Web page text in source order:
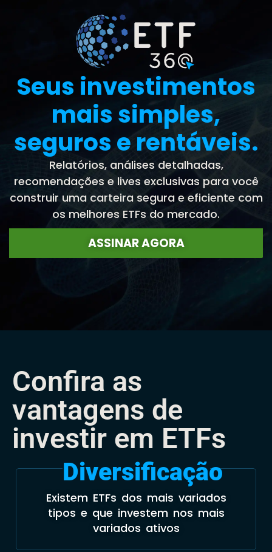
Seus investimentos
mais simples,
seguros e rentáveis.
Relatórios, análises detalhadas,
recomendações e lives exclusivas para você
construir uma carteira segura e eficiente com
os melhores ETFs do mercado.
ASSINAR AGORA
Confira as
vantagens de
investir em ETFs
Diversificação
Existem ETFs dos mais variados
tipos e que investem nos mais
variados ativos